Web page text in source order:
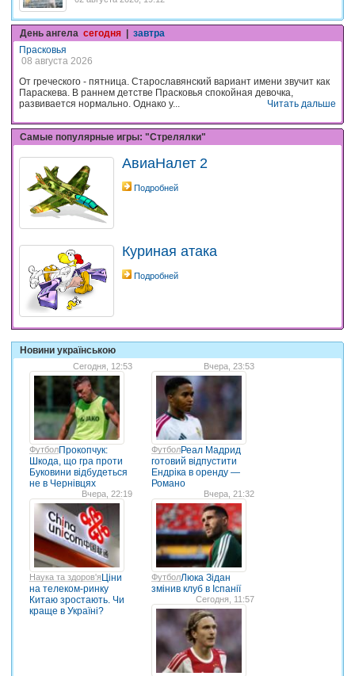
День ангела сегодня | завтра
Прасковья
08 августа 2026
От греческого - пятница. Старославянский вариант имени звучит как
Параскева. В раннем детстве Прасковья спокойная девочка,
развивается нормально. Однако у...
Читать дальше
Самые популярные игры: "Стрелялки"
АвиаНалет 2
Подробней
Куриная атака
Подробней
Новини українською
Сегодня, 12:53
ФутболПрокопчук:
Шкода, що гра проти
Буковини відбудеться
не в Чернівцях
Вчера, 23:53
ФутболРеал Мадрид
готовий відпустити
Ендріка в оренду —
Романо
Вчера, 22:19
Наука та здоров'яЦіни
на телеком-ринку
Китаю зростають. Чи
краще в Україні?
Вчера, 21:32
ФутболЛюка Зідан
змінив клуб в Іспанії
Сегодня, 11:57